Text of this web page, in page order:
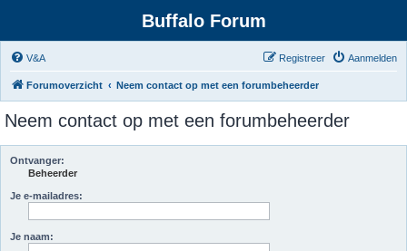
Buffalo Forum
V&A Aanmelden
Registreer
Forumoverzicht Neem contact op met een forumbeheerder
Neem contact op met een forumbeheerder
Ontvanger:
Beheerder
Je e-mailadres:
Je naam: